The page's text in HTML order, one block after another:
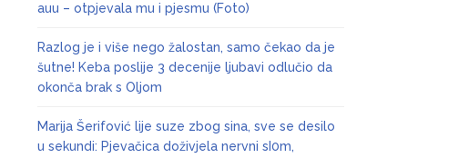
auu – otpjevala mu i pjesmu (Foto)
Razlog je i više nego žalostan, samo čekao da je
šutne! Keba poslije 3 decenije ljubavi odlučio da
okonča brak s Oljom
Marija Šerifović lije suze zbog sina, sve se desilo
u sekundi: Pjevačica doživjela nervni sI0m,